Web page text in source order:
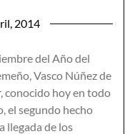
2014
del Año del
Vasco Núñez de
conocido hoy en todo
el segundo hecho
llegada de los